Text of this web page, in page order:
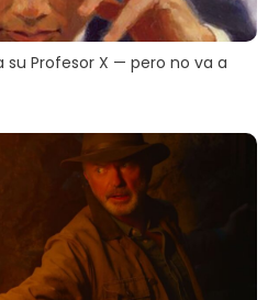
Profesor X — pero no va a